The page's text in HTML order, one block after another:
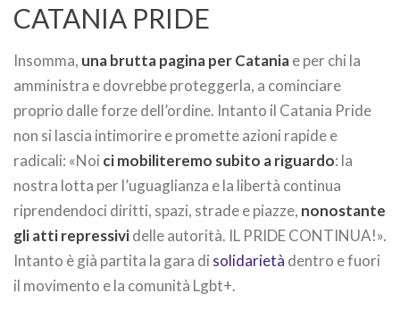
CATANIA PRIDE
Insomma, una brutta pagina per Cataniae per chi la
amministra e dovrebbe proteggerla, a cominciare
proprio dalle forze dell’ordine. Intanto il Catania Pride
non si lascia intimorire e promette azioni rapide e
radicali: «Noi ci mobiliteremo subito a riguardo: la
nostra lotta per l’uguaglianza e la libertà continua
riprendendoci diritti, spazi, strade e piazze, nonostante
gli atti repressividelle autorità. IL PRIDE CONTINUA!».
Intanto è già partita la gara di solidarietà dentro e fuori
il movimento e la comunità Lgbt+.